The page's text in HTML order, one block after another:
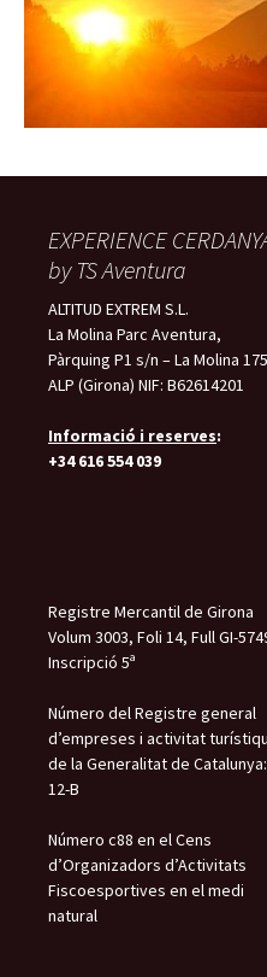
EXPERIENCE
by TS Aventura
ALTITUD EXTREM S.L.
La Molina Parc Aventura,
Pàrquing P1 s/n – La Molina
ALP (Girona) NIF: B62614201
Informació i reserves:
+34 616 554 039
Registre Mercantil de Girona
Volum 3003, Foli 14, Full GI-
Inscripció 5ª
Número del Registre general
d’empreses i activitat
de la Generalitat de
12-B
Número c88 en el Cens
d’Organizadors d’Activitats
Fiscoesportives en el medi
natural